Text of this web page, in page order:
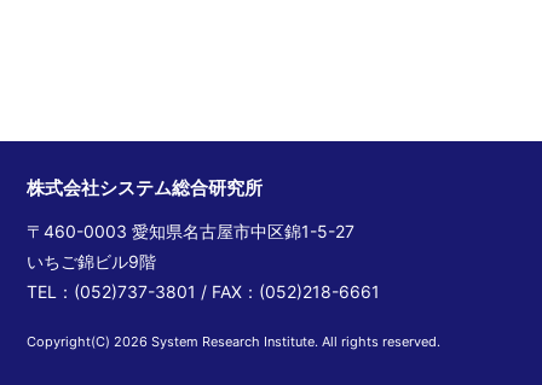
株式会社システム総合研究所
〒460-0003 愛知県名古屋市中区錦1-5-27
いちご錦ビル9階
TEL：(052)737-3801 / FAX：(052)218-6661
Copyright(C) 2026 System Research Institute. All rights reserved.